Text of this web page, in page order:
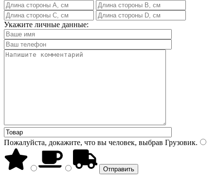
Укажите личные данные:
Пожалуйста, докажите, что вы человек, выбрав Грузовик.